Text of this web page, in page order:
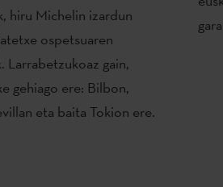
hiru Michelin izardun
ospetsuaren
Larrabetzukoaz gain,
gehiago ere: Bilbon,
eta baita Tokion ere.